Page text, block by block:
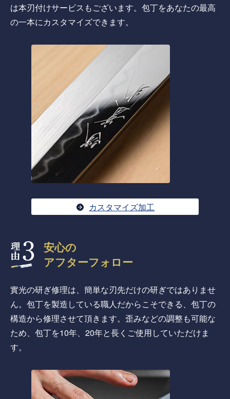
は本刃付けサービスもございます。包丁をあなたの最高
の一本にカスタマイズできます。
カスタマイズ加工
安心の
アフターフォロー
實光の研ぎ修理は、簡単な刃先だけの研ぎではありませ
ん。包丁を製造している職人だからこそできる、包丁の
構造から修理させて頂きます。歪みなどの調整も可能な
ため、包丁を10年、20年と長くご使用していただけま
す。